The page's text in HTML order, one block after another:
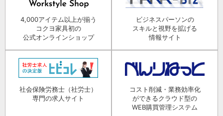
4,000アイテム以上が揃う
コクヨ家具初の
公式オンラインショップ
ビジネスパーソンの
スキルと視野を拡げる
情報サイト
社会保険労務士（社労士）
専門の求人サイト
コスト削減・業務効率化
ができるクラウド型の
WEB購買管理システム